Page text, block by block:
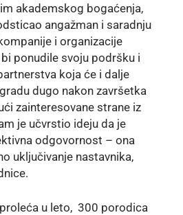
akademskog bogaćenja,
angažman i saradnju
i organizacije
ponudile svoju podršku i
koja će i dalje
dugo nakon završetka
zainteresovane strane iz
je učvrstio ideju da je
odgovornost – ona
uključivanje nastavnika,
u leto, 300 porodica